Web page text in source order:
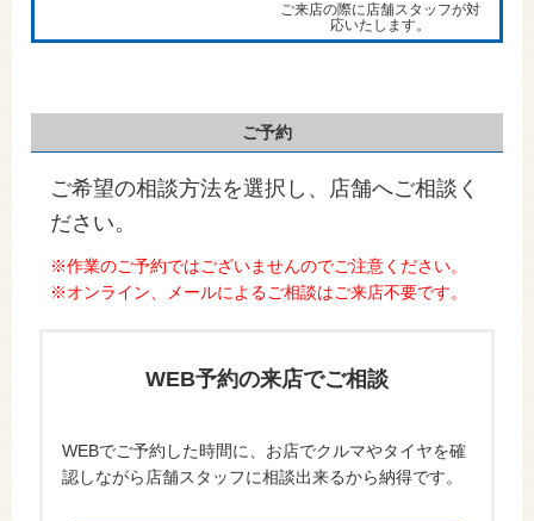
ご来店の際に店舗スタッフが対
応いたします。
ご予約
ご希望の相談方法を選択し、店舗へご相談く
ださい。
※作業のご予約ではございませんのでご注意ください。
※オンライン、メールによるご相談はご来店不要です。
WEB予約の来店でご相談
WEBでご予約した時間に、お店でクルマやタイヤを確
認しながら店舗スタッフに相談出来るから納得です。